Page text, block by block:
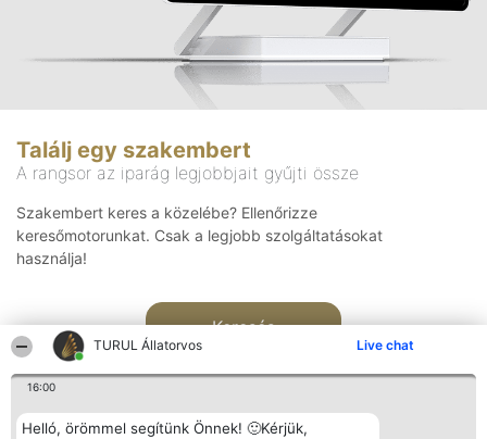
TURUL Állatorvos Live chat
16:00
Helló, örömmel segítünk Önnek! 🙂Kérjük,
Találj egy szakembert
A rangsor az iparág legjobbjait gyűjti össze
Szakembert keres a közelébe? Ellenőrizze
keresőmotorunkat. Csak a legjobb szolgáltatásokat
használja!
Keresés